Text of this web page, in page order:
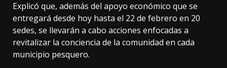
Explicó que, además del apoyo económico que se
entregará desde hoy hasta el 22 de febrero en 20
sedes, se llevarán a cabo acciones enfocadas a
revitalizar la conciencia de la comunidad en cada
municipio pesquero.